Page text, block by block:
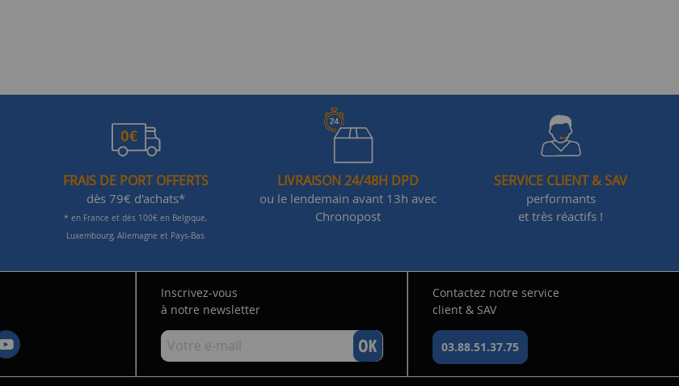
FRAIS DE PORT OFFERTS
dès 79€ d'achats*
* en France et dès 100€ en Belgique,
Luxembourg, Allemagne et Pays-Bas
LIVRAISON 24/48H DPD
ou le lendemain avant 13h avec
Chronopost
SERVICE CLIENT & SAV
performants
et très réactifs !
Inscrivez-vous
à notre newsletter
Contactez notre service
client & SAV
03.88.51.37.75